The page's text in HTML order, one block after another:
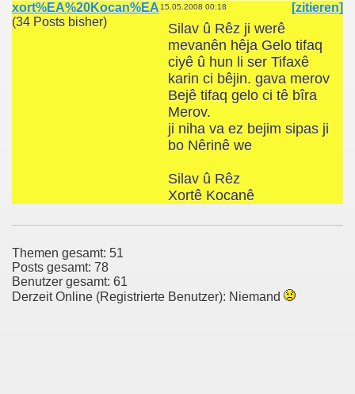
xort%EA%20Kocan%EA
(34 Posts bisher)
15.05.2008 00:18 [zitieren]
Silav û Rêz ji werê
mevanên hêja Gelo tifaq
ciyê û hun li ser Tifaxê
karin ci bêjin. gava merov
Bejê tifaq gelo ci tê bîra
Merov.
ji niha va ez bejim sipas ji
bo Nêrinê we
Silav û Rêz
Xortê Kocanê
Themen gesamt: 51
Posts gesamt: 78
Benutzer gesamt: 61
Derzeit Online (Registrierte Benutzer): Niemand